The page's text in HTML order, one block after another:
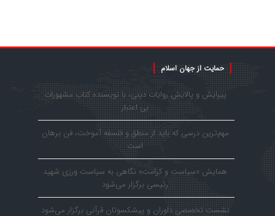
حمایت از جهان اسلام
پیرایش و پالایش روایات دینی، با نویسنده کتاب مشهورات
بی اعتبار
مهم‌ترین درسی که باید از منطق و فلسفه آموخت، فن برهان
است
همایش «سیاست و کرامت» نگاهی به سیاست ورزی شهید
رئیسی برگزار می‌شود
نشست تخصصی داوران و پیشکسوتان قرآنی برگزار می‌شود